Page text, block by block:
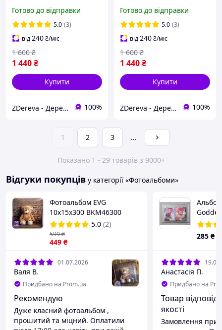
з паперовими сторінками
на подарунок близьким,
ювілей
Готово до відправки
5.0 (3)
від240₴/міс
1 440₴
1 600 ₴
Купити
ZDereva - Дерев'яні вироби 100%
фотоальбом з
паперовими сторінками
на подарунок, ювілей
Готово до відправки
5.0 (3)
від240₴/міс
1 440₴
1 600 ₴
Купити
ZDereva - Дерев'яні вироби 100%
1 2 3 ...
Показано 1 - 29 товарів з 9000+
Відгуки покупців у категорії «Фотоальбоми»
Фотоальбом EVG
10x15x300 BKM46300
Bear4
5.0 (2)
449 ₴
599₴
01.07.2026
Валя В.
Придбано на Prom.ua +1
Рекомендую
Дуже класний фотоальбом ,
прошитий та міцний. Оплатили
карток
285 ₴
Анастасія П.
Придбано на
Товар
якості
Замовлення